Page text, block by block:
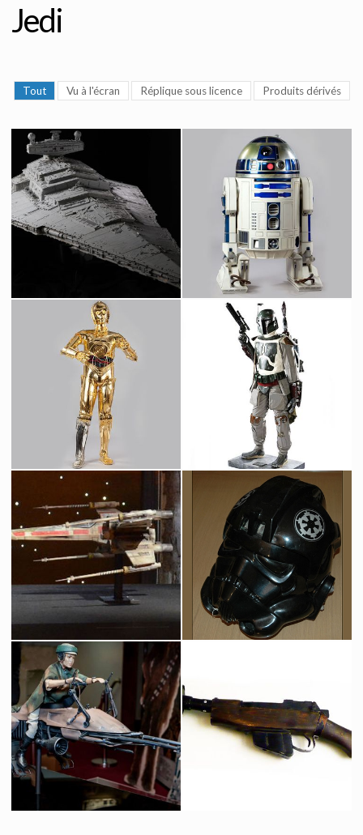
Jedi
Tout Vu à l'écran Réplique sous licence Produits dérivés
Maquette originale d'un Star Destroyer construite par Magicam
Vu à l'écran
Droïde R2-D2 Original
Vu à l'écran
Droïde de Protocole C-3PO
Réplique sous licence
Boba Fett Taille Réelle
Produits dérivés
Prototype de maquette d'un chasseur X-wing de Icon Authentic Replica
Réplique sous licence
Casque Original de Pilote de TIE Fighter
Vu à l'écran